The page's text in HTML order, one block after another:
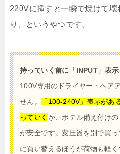
220Vに挿すと一瞬で焼けて壊
り、というやつです。
持っていく前に「INPUT」表示
100V専用のドライヤー・ヘア
せん。
「100-240V」表示があ
っていく か、ホテル備え付け
が安全です。変圧器を別で買
に買い替えるほうが荷物も軽く